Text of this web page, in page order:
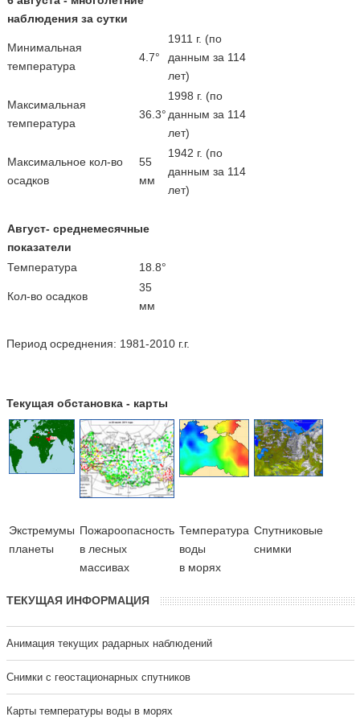
наблюдения за сутки
Минимальная
температура
4.7°
1911 г. (по
данным за 114
лет)
Максимальная
температура
36.3°
1998 г. (по
данным за 114
лет)
Максимальное кол-во
осадков
55
мм
1942 г. (по
данным за 114
лет)
Август- среднемесячные
показатели
Температура
18.8°
Кол-во осадков
35
мм
Период осреднения: 1981-2010 г.г.
Текущая обстановка - карты
Экстремумы
планеты
Пожароопасность
в лесных
массивах
Температура
воды
в морях
Cпутниковые
снимки
ТЕКУЩАЯ ИНФОРМАЦИЯ
Анимация текущих радарных наблюдений
Cнимки с геостационарных спутников
Карты температуры воды в морях